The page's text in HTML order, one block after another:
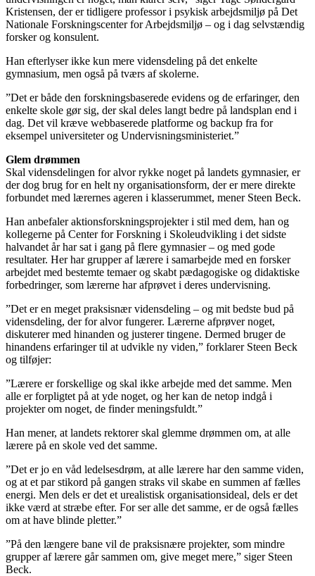
Kristensen, der er tidligere professor i psykisk arbejdsmiljø på Det
Nationale Forskningscenter for Arbejdsmiljø – og i dag selvstændig
forsker og konsulent.
Han efterlyser ikke kun mere vidensdeling på det enkelte
gymnasium, men også på tværs af skolerne.
”Det er både den forskningsbaserede evidens og de erfaringer, den
enkelte skole gør sig, der skal deles langt bedre på landsplan end i
dag. Det vil kræve webbaserede platforme og backup fra for
eksempel universiteter og Undervisningsministeriet.”
Glem drømmen
Skal vidensdelingen for alvor rykke noget på landets gymnasier, er
der dog brug for en helt ny organisationsform, der er mere direkte
forbundet med lærernes ageren i klasserummet, mener Steen Beck.
Han anbefaler aktionsforskningsprojekter i stil med dem, han og
kollegerne på Center for Forskning i Skoleudvikling i det sidste
halvandet år har sat i gang på flere gymnasier – og med gode
resultater. Her har grupper af lærere i samarbejde med en forsker
arbejdet med bestemte temaer og skabt pædagogiske og didaktiske
forbedringer, som lærerne har afprøvet i deres undervisning.
”Det er en meget praksisnær vidensdeling – og mit bedste bud på
vidensdeling, der for alvor fungerer. Lærerne afprøver noget,
diskuterer med hinanden og justerer tingene. Dermed bruger de
hinandens erfaringer til at udvikle ny viden,” forklarer Steen Beck
og tilføjer:
”Lærere er forskellige og skal ikke arbejde med det samme. Men
alle er forpligtet på at yde noget, og her kan de netop indgå i
projekter om noget, de finder meningsfuldt.”
Han mener, at landets rektorer skal glemme drømmen om, at alle
lærere på en skole ved det samme.
”Det er jo en våd ledelsesdrøm, at alle lærere har den samme viden,
og at et par stikord på gangen straks vil skabe en summen af fælles
energi. Men dels er det et urealistisk organisationsideal, dels er det
ikke værd at stræbe efter. For ser alle det samme, er de også fælles
om at have blinde pletter.”
”På den længere bane vil de praksisnære projekter, som mindre
grupper af lærere går sammen om, give meget mere,” siger Steen
Beck.